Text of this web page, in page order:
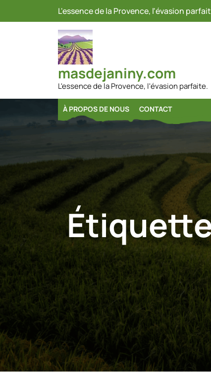
L'essence de la Provence, l'évasion
masdejaniny.com
L'essence de la Provence, l'évasion parfaite.
À PROPOS DE NOUS CONTACT